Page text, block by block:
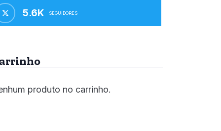
5.6K SEGUIDORES
produto no carrinho.